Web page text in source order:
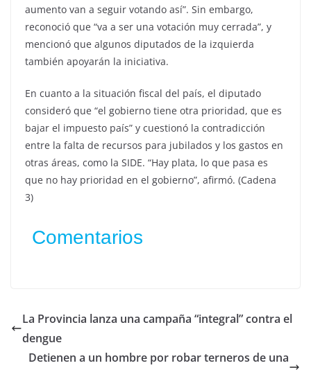
aumento van a seguir votando así”. Sin embargo,
reconoció que “va a ser una votación muy cerrada”, y
mencionó que algunos diputados de la izquierda
también apoyarán la iniciativa.
En cuanto a la situación fiscal del país, el diputado
consideró que “el gobierno tiene otra prioridad, que es
bajar el impuesto país” y cuestionó la contradicción
entre la falta de recursos para jubilados y los gastos en
otras áreas, como la SIDE. “Hay plata, lo que pasa es
que no hay prioridad en el gobierno”, afirmó. (Cadena
3)
Comentarios
La Provincia lanza una campaña “integral” contra el
dengue
Detienen a un hombre por robar terneros de una